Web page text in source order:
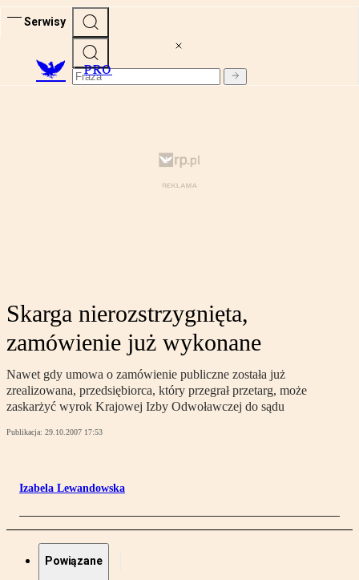
Serwisy
PRO
Skarga nierozstrzygnięta,
zamówienie już wykonane
Nawet gdy umowa o zamówienie publiczne została już
zrealizowana, przedsiębiorca, który przegrał przetarg, może
zaskarżyć wyrok Krajowej Izby Odwoławczej do sądu
Publikacja: 29.10.2007 17:53
Izabela Lewandowska
Powiązane